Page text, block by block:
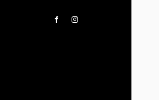
Facebook